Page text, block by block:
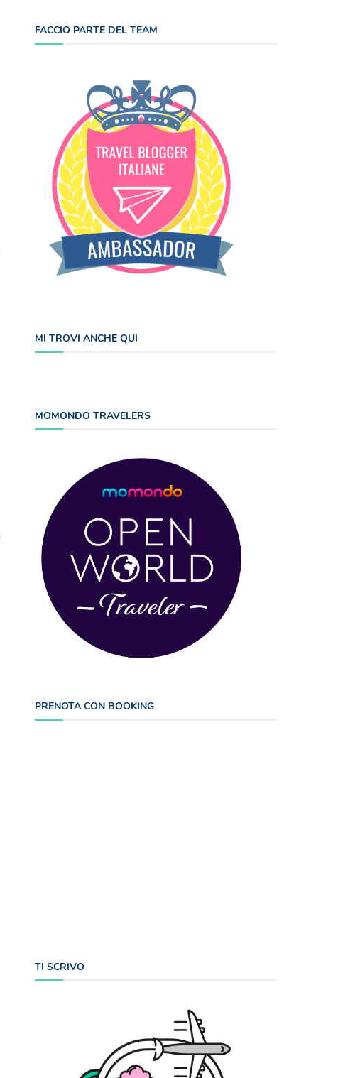
FACCIO PARTE DEL TEAM
MI TROVI ANCHE QUI
MOMONDO TRAVELERS
PRENOTA CON BOOKING
TI SCRIVO